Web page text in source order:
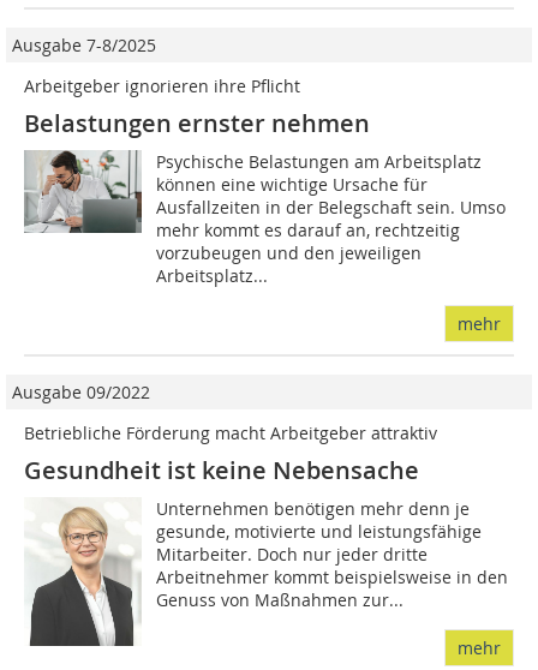
Ausgabe 7-8/2025
Arbeitgeber ignorieren ihre Pflicht
Belastungen ernster nehmen
Psychische Belastungen am Arbeitsplatz
können eine wichtige Ursache für
Ausfallzeiten in der Belegschaft sein. Umso
mehr kommt es darauf an, rechtzeitig
vorzubeugen und den jeweiligen
Arbeitsplatz...
mehr
Ausgabe 09/2022
Betriebliche Förderung macht Arbeitgeber attraktiv
Gesundheit ist keine Nebensache
Unternehmen benötigen mehr denn je
gesunde, motivierte und leistungsfähige
Mitarbeiter. Doch nur jeder dritte
Arbeitnehmer kommt beispielsweise in den
Genuss von Maßnahmen zur...
mehr